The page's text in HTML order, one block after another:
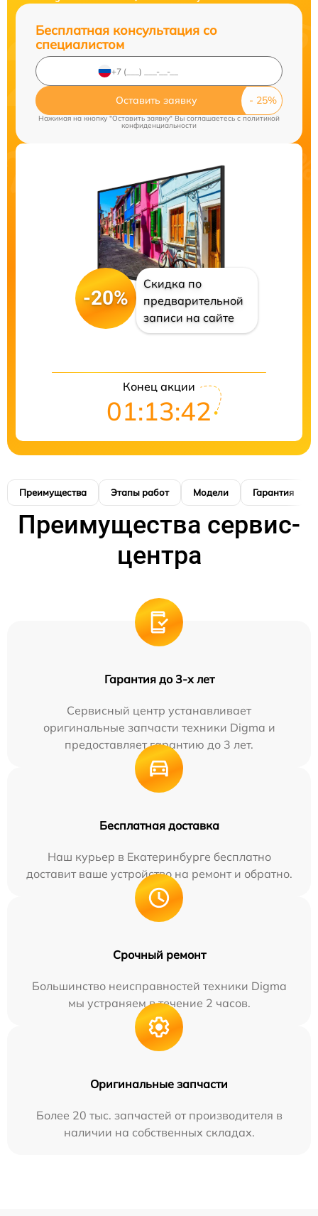
Бесплатная консультация со
специалистом
Оставить заявку
Нажимая на кнопку "Оставить заявку" Вы соглашаетесь c политикой
конфиденциальности
-20%
Скидка по
предварительной
записи на сайте
Конец акции
01:13:42
Преимущества Этапы работ Модели Гарантия
Преимущества сервис-
центра
Гарантия до 3-х лет
Сервисный центр устанавливает
оригинальные запчасти техники Digma и
предоставляет гарантию до 3 лет.
Бесплатная доставка
Наш курьер в Екатеринбурге бесплатно
доставит ваше устройство на ремонт и обратно.
Срочный ремонт
Большинство неисправностей техники Digma
мы устраняем в течение 2 часов.
Оригинальные запчасти
Более 20 тыс. запчастей от производителя в
наличии на собственных складах.